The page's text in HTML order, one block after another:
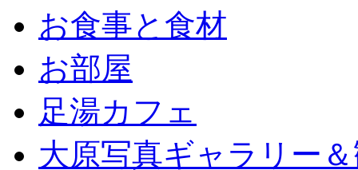
お食事と食材
お部屋
足湯カフェ
大原写真ギャラリー